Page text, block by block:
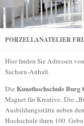
PORZELLANATELIER
Hier finden Sie Adressen
Sachsen-Anhalt.
DieKunsthochschule Burg
Magnet für Kreative. Die
Ausbildungsstätte neben
Hochschule ihren 100.